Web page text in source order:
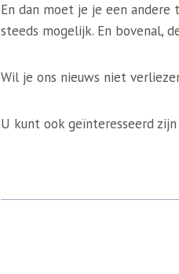
En dan moet je je een andere
steeds mogelijk. En bovenal,
Wil je ons nieuws niet
U kunt ook geïnteresseerd zijn